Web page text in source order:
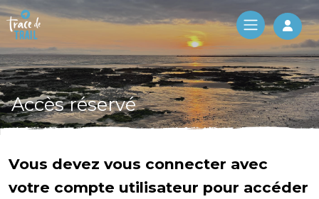
Log
Accès réservé
Vous devez vous connecter avec
votre compte utilisateur pour accéder